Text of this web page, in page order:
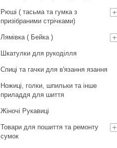
Рюші ( тасьма та гумка з
призібраними стрічками)
Лямівка ( Бейка )
Шкатулки для рукоділля
Спиці та гачки для в'язання язання
Ножиці, голки, шпильки та інше
приладдя для шиття
Жіночі Рукавиці
Товари для пошиття та ремонту
сумок